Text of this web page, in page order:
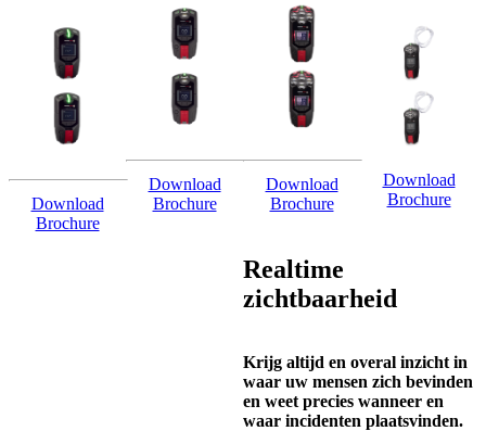
Download
Brochure
Download
Brochure
Download
Brochure
Download
Brochure
Realtime
zichtbaarheid
Krijg altijd en overal inzicht in
waar uw mensen zich bevinden
en weet precies wanneer en
waar incidenten plaatsvinden.